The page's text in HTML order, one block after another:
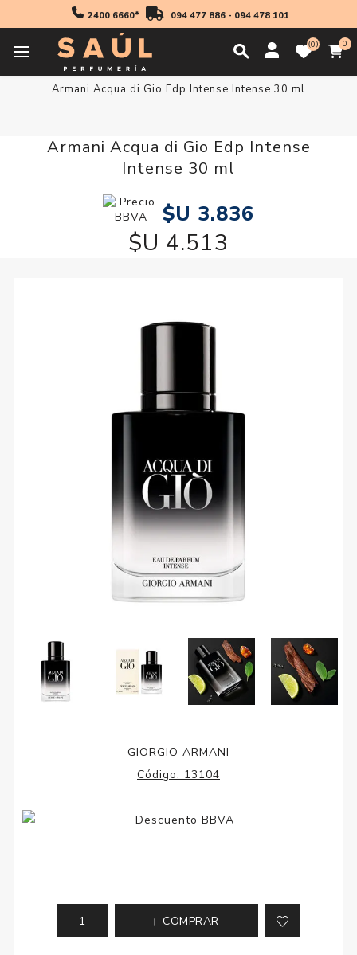
2400 6660* 094 477 886- 094 478 101
0 0
Inicio
Armani Acqua di Gio Edp Intense Intense 30 ml
Armani Acqua di Gio Edp Intense
Intense 30 ml
$U 3.836
$U 4.513
GIORGIO ARMANI
Código: 13104
COMPRAR